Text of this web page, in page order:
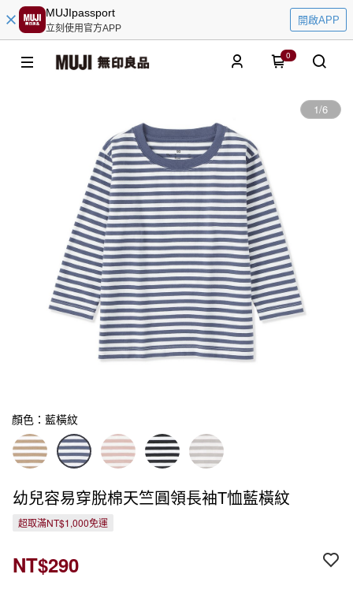
MUJIpassport
立刻使用官方APP
開啟APP
0
1/6
顏色：藍橫紋
幼兒容易穿脫棉天竺圓領長袖T恤藍橫紋
超取滿NT$1,000免運
NT$290